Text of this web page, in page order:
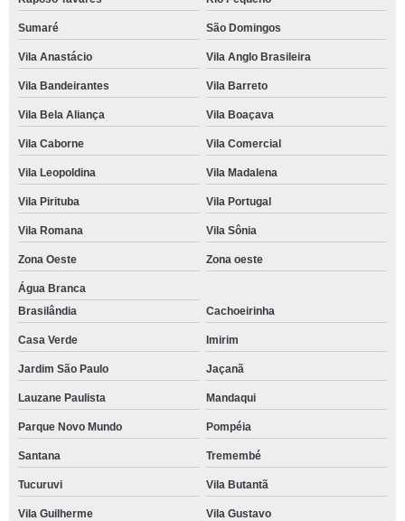
Sumaré São Domingos
Vila Anastácio Vila Anglo Brasileira
Vila Bandeirantes Vila Barreto
Vila Bela Aliança Vila Boaçava
Vila Caborne Vila Comercial
Vila Leopoldina Vila Madalena
Vila Pirituba Vila Portugal
Vila Romana Vila Sônia
Zona Oeste Zona oeste
Água Branca
Brasilândia
Cachoeirinha
Casa Verde Imirim
Jardim São Paulo Jaçanã
Lauzane Paulista Mandaqui
Parque Novo Mundo Pompéia
Santana Tremembé
Tucuruvi Vila Butantã
Vila Guilherme Vila Gustavo